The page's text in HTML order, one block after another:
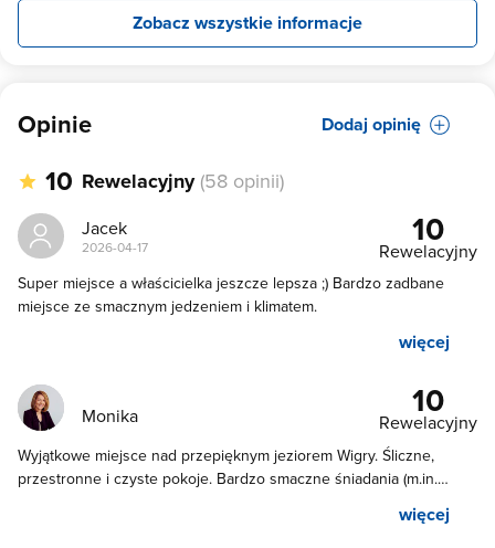
Zobacz wszystkie informacje
Opinie Dodaj opinię
10 Rewelacyjny (58 opinii)
Jacek
2026-04-17 10
Rewelacyjny
Super miejsce a właścicielka jeszcze lepsza ;) Bardzo zadbane
miejsce ze smacznym jedzeniem i klimatem.
więcej
Monika 10
Rewelacyjny
Wyjątkowe miejsce nad przepięknym jeziorem Wigry. Śliczne,
przestronne i czyste pokoje. Bardzo smaczne śniadania (m.in.
na ognisko. Ale w tym wszystkim najbardziej niesamowita jest
więcej